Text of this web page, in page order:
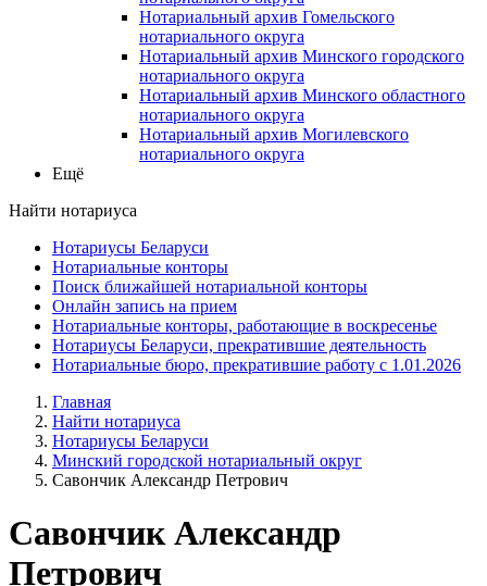
Нотариальный архив Гомельского
нотариального округа
Нотариальный архив Минского городского
нотариального округа
Нотариальный архив Минского областного
нотариального округа
Нотариальный архив Могилевского
нотариального округа
Ещё
Найти нотариуса
Нотариусы Беларуси
Нотариальные конторы
Поиск ближайшей нотариальной конторы
Онлайн запись на прием
Нотариальные конторы, работающие в воскресенье
Нотариусы Беларуси, прекратившие деятельность
Нотариальные бюро, прекратившие работу с 1.01.2026
Главная
Найти нотариуса
Нотариусы Беларуси
Минский городской нотариальный округ
Савончик Александр Петрович
Савончик Александр
Петрович